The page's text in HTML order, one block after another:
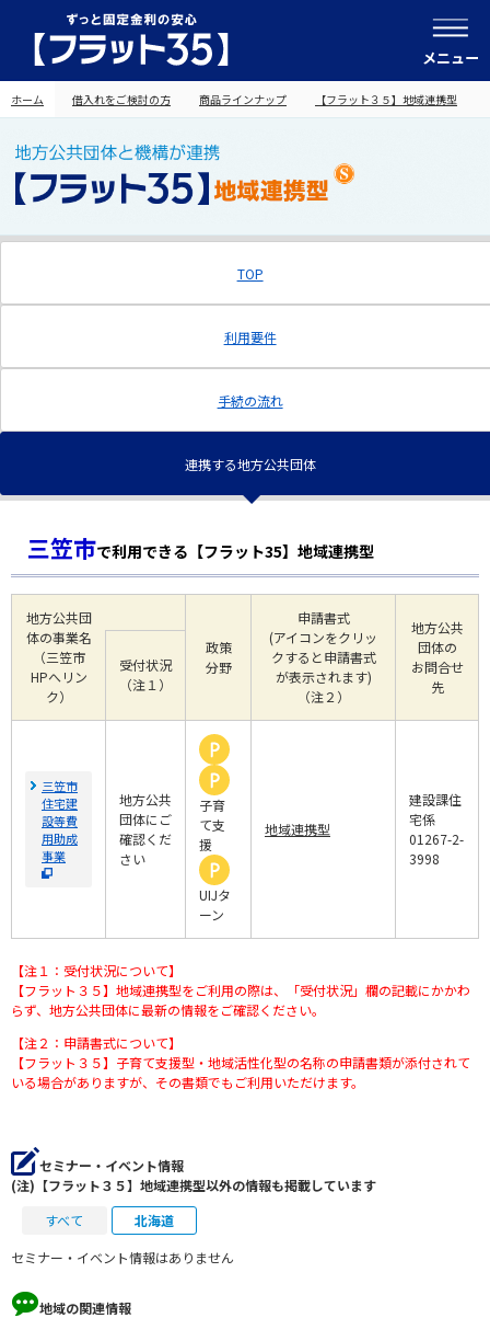
メニュー
ホーム 借入れをご検討の方 商品ラインナップ 【フラット３５】地域連携型
TOP
利用要件
手続の流れ
連携する地方公共団体
三笠市で利用できる【フラット35】地域連携型
地方公共団
体の事業名
（三笠市
HPへリン
ク）
政策
分野
申請書式
(アイコンをクリッ
クすると申請書式
が表示されます)
（注２）
地方公共
団体の
お問合せ
先
受付状況
（注１）
三笠市
住宅建
設等費
用助成
事業
地方公共
団体にご
確認くだ
さい
子育
て支
援
UIJタ
ーン
地域連携型
建設課住
宅係
01267-2-
3998
【注１：受付状況について】
【フラット３５】地域連携型をご利用の際は、「受付状況」欄の記載にかかわ
らず、地方公共団体に最新の情報をご確認ください。
【注２：申請書式について】
【フラット３５】子育て支援型・地域活性化型の名称の申請書類が添付されて
いる場合がありますが、その書類でもご利用いただけます。
セミナー・イベント情報
(注)【フラット３５】地域連携型以外の情報も掲載しています
すべて
北海道
セミナー・イベント情報はありません
地域の関連情報